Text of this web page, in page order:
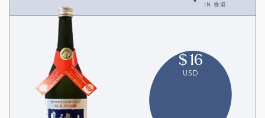
IN 香港
$16
USD